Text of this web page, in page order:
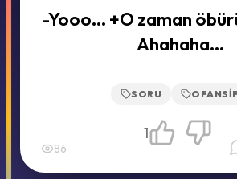
-Yooo... +O zaman
Ahahaha...
SORU OFANSIF
86
1